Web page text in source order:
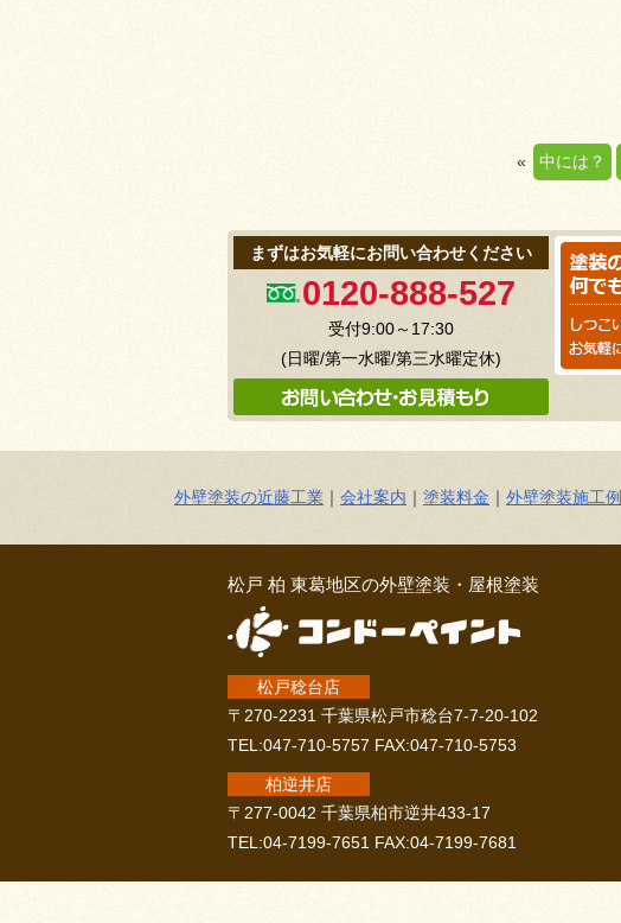
« 中には？
まずはお気軽にお問い合わせください
0120-888-527
受付9:00～17:30
(日曜/第一水曜/第三水曜定休)
外壁塗装の近藤工業 ｜ 会社案内 ｜ 塗装料金 ｜ 外壁塗装施工例
松戸 柏 東葛地区の外壁塗装・屋根塗装
松戸稔台店
〒270-2231 千葉県松戸市稔台7-7-20-102
TEL:047-710-5757 FAX:047-710-5753
柏逆井店
〒277-0042 千葉県柏市逆井433-17
TEL:04-7199-7651 FAX:04-7199-7681